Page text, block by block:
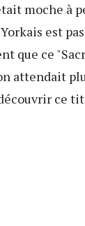
moche à
est
que ce
attendait
ce